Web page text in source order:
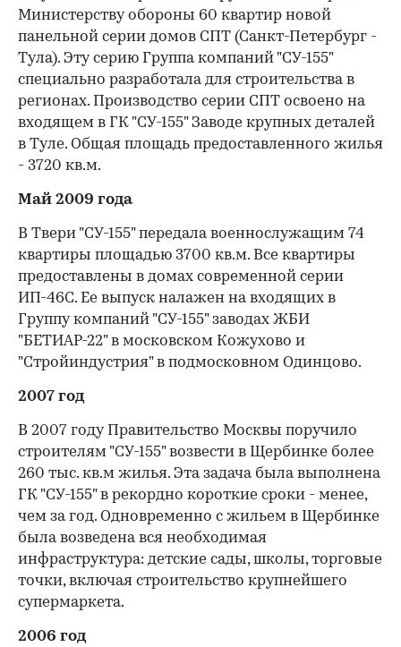
Министерству обороны 60 квартир новой
панельной серии домов СПТ (Санкт-Петербург -
Тула). Эту серию Группа компаний "СУ-155"
специально разработала для строительства в
регионах. Производство серии СПТ освоено на
входящем в ГК "СУ-155" Заводе крупных деталей
в Туле. Общая площадь предоставленного жилья
- 3720 кв.м.
Май 2009 года
В Твери "СУ-155" передала военнослужащим 74
квартиры площадью 3700 кв.м. Все квартиры
предоставлены в домах современной серии
ИП-46С. Ее выпуск налажен на входящих в
Группу компаний "СУ-155" заводах ЖБИ
"БЕТИАР-22" в московском Кожухово и
"Стройиндустрия" в подмосковном Одинцово.
2007 год
В 2007 году Правительство Москвы поручило
строителям "СУ-155" возвести в Щербинке более
260 тыс. кв.м жилья. Эта задача была выполнена
ГК "СУ-155" в рекордно короткие сроки - менее,
чем за год. Одновременно с жильем в Щербинке
была возведена вся необходимая
инфраструктура: детские сады, школы, торговые
точки, включая строительство крупнейшего
супермаркета.
2006 год